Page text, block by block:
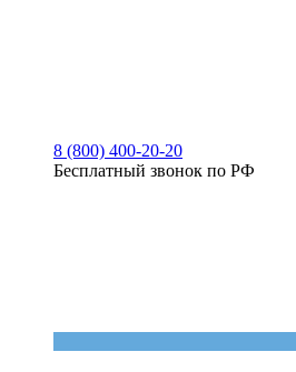
8 (800) 400-20-20
Бесплатный звонок по РФ